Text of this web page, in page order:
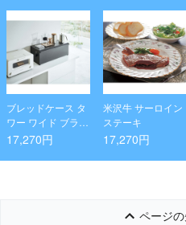
ブレッドケース タ
ワー ワイド ブラッ
ク
17,270円
米沢牛 サーロイン
ステーキ
17,270円
ページ